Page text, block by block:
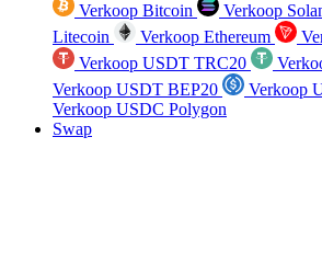
Verkoop Bitcoin Verkoop
Litecoin
Verkoop Ethereum
Verkoop USDT TRC20
Verkoop USDT BEP20
Verkoop
Verkoop USDC Polygon
Swap